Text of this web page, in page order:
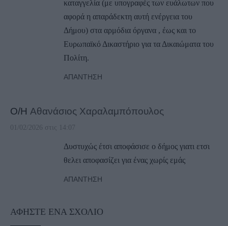
καταγγελία (με υπογραφές των ευάλωτων που
αφορά η απαράδεκτη αυτή ενέργεια του
Δήμου) στα αρμόδια όργανα , έως και το
Ευρωπαϊκό Δικαστήριο για τα Δικαιώματα του
Πολίτη.
ΑΠΆΝΤΗΣΗ
Ο/Η Αθανάσιος Χαραλαμπόπουλος
01/02/2026 στις 14:07
Δυστυχώς έτσι αποφάσισε ο δήμος γιατι ετσι
θελει αποφασίζει για ένας χωρίς εμάς
ΑΠΆΝΤΗΣΗ
ΑΦΉΣΤΕ ΈΝΑ ΣΧΌΛΙΟ